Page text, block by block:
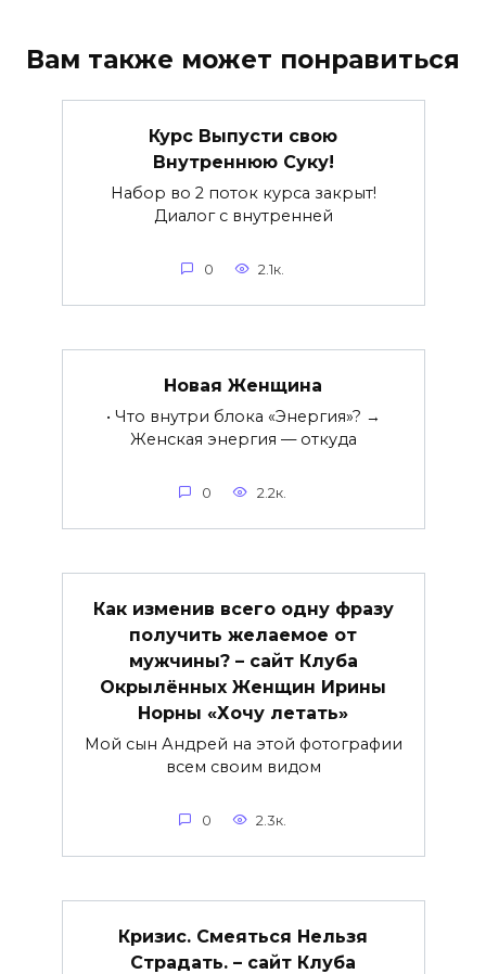
Вам также может понравиться
Курс Выпусти свою
Внутреннюю Суку!
Набор во 2 поток курса закрыт!
Диалог с внутренней
0 2.1к.
Новая Женщина
• Что внутри блока «Энергия»? →
Женская энергия — откуда
0 2.2к.
Как изменив всего одну фразу
получить желаемое от
мужчины? – сайт Клуба
Окрылённых Женщин Ирины
Норны «Хочу летать»
Мой сын Андрей на этой фотографии
всем своим видом
0 2.3к.
Кризис. Смеяться Нельзя
Страдать. – сайт Клуба